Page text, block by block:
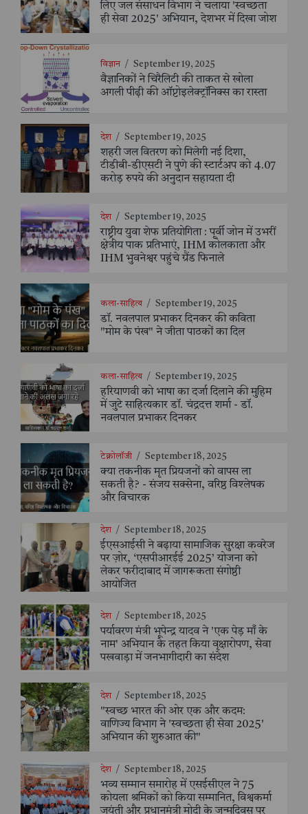
लिए जल संसाधन विभाग ने चलाया 'स्वच्छता
ही सेवा 2025' अभियान, देशभर में दिखा जोश
विज्ञान / September 19, 2025
वैज्ञानिकों ने चिरैलिटी की ताकत से खोला
अगली पीढ़ी की ऑप्टोइलेक्ट्रॉनिक्स का रास्ता
देश / September 19, 2025
शहरी जल वितरण को मिलेगी नई दिशा,
टीडीबी-डीएसटी ने पुणे की स्टार्टअप को 4.07
करोड़ रुपये की अनुदान सहायता दी
देश / September 19, 2025
राष्ट्रीय युवा शेफ प्रतियोगिता : पूर्वी जोन में उभरीं
क्षेत्रीय पाक प्रतिभाएं, IHM कोलकाता और
IHM भुवनेश्वर पहुंचे ग्रैंड फिनाले
कला-साहित्य / September 19, 2025
डॉ. नवलपाल प्रभाकर दिनकर की कविता
"मोम के पंख" ने जीता पाठकों का दिल
कला-साहित्य / September 19, 2025
हरियाणवी को भाषा का दर्जा दिलाने की मुहिम
में जुटे साहित्यकार डॉ. चंद्रदत्त शर्मा - डॉ.
नवलपाल प्रभाकर दिनकर
टेक्नोलॉजी / September 18, 2025
क्या तकनीक मृत प्रियजनों को वापस ला
सकती है? - संजय सक्सेना, वरिष्ठ विश्लेषक
और विचारक
देश / September 18, 2025
ईएसआईसी ने बढ़ाया सामाजिक सुरक्षा कवरेज
पर ज़ोर, ‘एसपीआरईई 2025’ योजना को
लेकर फरीदाबाद में जागरूकता संगोष्ठी
आयोजित
देश / September 18, 2025
पर्यावरण मंत्री भूपेन्द्र यादव ने 'एक पेड़ माँ के
नाम' अभियान के तहत किया वृक्षारोपण, सेवा
पखवाड़ा में जनभागीदारी का संदेश
देश / September 18, 2025
"स्वच्छ भारत की ओर एक और कदम:
वाणिज्य विभाग ने 'स्वच्छता ही सेवा 2025'
अभियान की शुरुआत की"
देश / September 18, 2025
भव्य सम्मान समारोह में एसईसीएल ने 75
कोयला श्रमिकों को किया सम्मानित, विश्वकर्मा
जयंती और प्रधानमंत्री मोदी के जन्मदिवस पर